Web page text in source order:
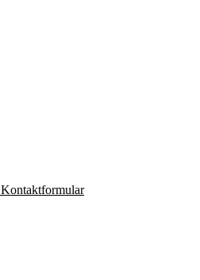
Kontaktformular